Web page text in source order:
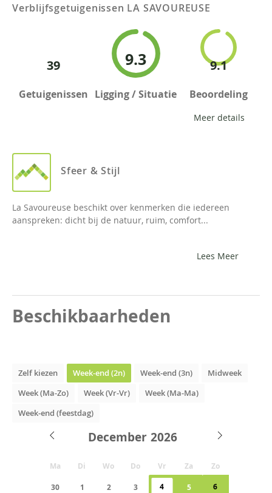
Verblijfsgetuigenissen LA SAVOUREUSE
39
Getuigenissen
9.3
Ligging / Situatie
9.1
Beoordeling
Meer details
Sfeer & Stijl
La Savoureuse beschikt over kenmerken die iedereen
aanspreken: dicht bij de natuur, ruim, comfort...
Lees Meer
Beschikbaarheden
Zelf kiezen Week-end (2n) Week-end (3n)
Midweek
Week (Ma-Zo)
Week (Vr-Vr)
Week (Ma-Ma)
Week-end (feestdag)
December
Ma Di Wo Do Vr Za Zo
30 1 2 3 4 5 6